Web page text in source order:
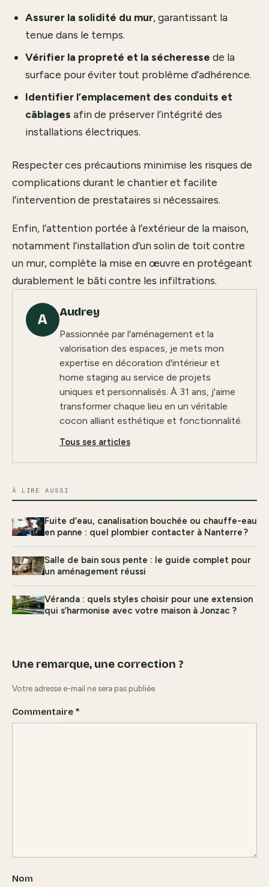
Assurer la solidité du mur, garantissant la
tenue dans le temps.
Vérifier la propreté et la sécheresse de la
surface pour éviter tout problème d’adhérence.
Identifier l’emplacement des conduits et
câblages afin de préserver l’intégrité des
installations électriques.
Respecter ces précautions minimise les risques de
complications durant le chantier et facilite
l’intervention de prestataires si nécessaires.
Enfin, l’attention portée à l’extérieur de la maison,
notamment l’installation d’un solin de toit contre
un mur, complète la mise en œuvre en protégeant
durablement le bâti contre les infiltrations.
A Audrey
Passionnée par l'aménagement et la
valorisation des espaces, je mets mon
expertise en décoration d'intérieur et
home staging au service de projets
uniques et personnalisés. À 31 ans, j'aime
transformer chaque lieu en un véritable
cocon alliant esthétique et fonctionnalité.
Tous ses articles
À LIRE AUSSI
Fuite d’eau, canalisation bouchée ou chauffe-eau
en panne : quel plombier contacter à Nanterre ?
Salle de bain sous pente : le guide complet pour
un aménagement réussi
Véranda : quels styles choisir pour une extension
qui s’harmonise avec votre maison à Jonzac ?
Une remarque, une correction ?
Votre adresse e-mail ne sera pas publiée.
Commentaire *
Nom